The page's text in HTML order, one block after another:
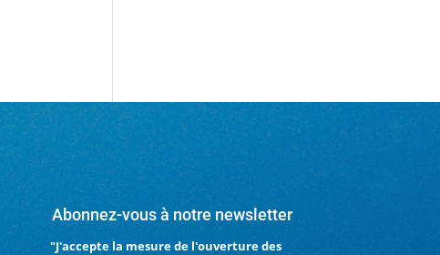
Abonnez-vous à notre newsletter
"J'accepte la mesure de l'ouverture des